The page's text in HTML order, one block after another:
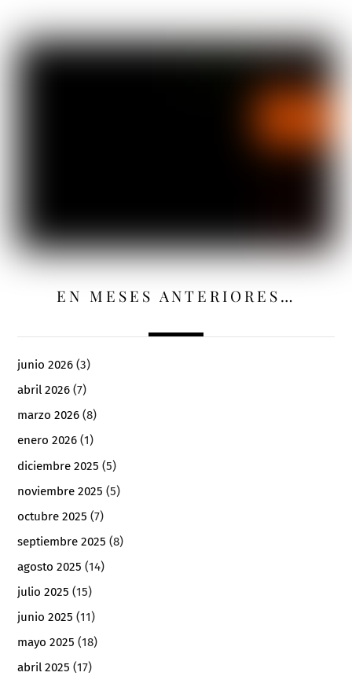
EN MESES ANTERIORES…
junio 2026 (3)
abril 2026 (7)
marzo 2026 (8)
enero 2026 (1)
diciembre 2025 (5)
noviembre 2025 (5)
octubre 2025 (7)
septiembre 2025 (8)
agosto 2025 (14)
julio 2025 (15)
junio 2025 (11)
mayo 2025 (18)
abril 2025 (17)